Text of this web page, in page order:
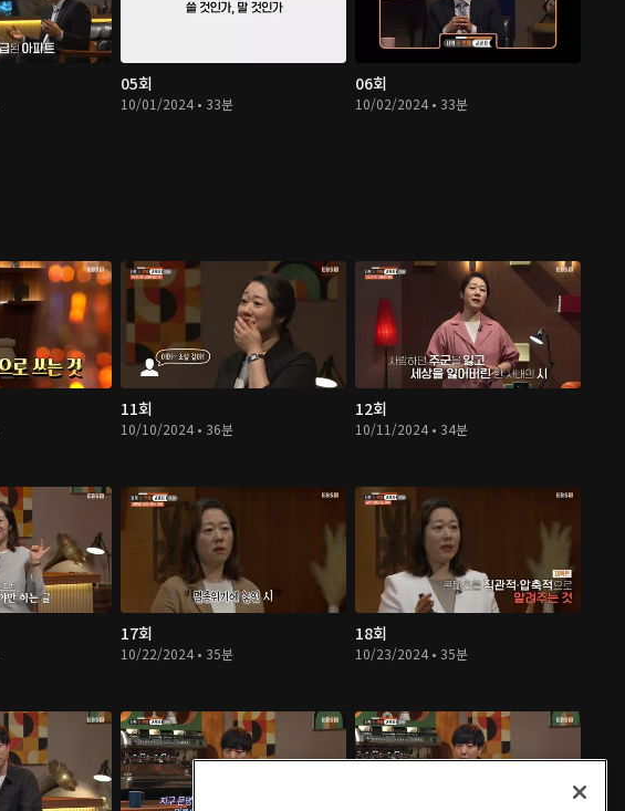
05회
10/01/2024 • 33분
06회
10/02/2024 • 33분
11회
10/10/2024 • 36분
12회
10/11/2024 • 34분
17회
10/22/2024 • 35분
18회
10/23/2024 • 35분